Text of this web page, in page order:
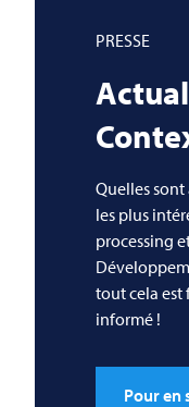
PRESSE
Quelles
les plus
processing
tout cela est
informé !
Pour en